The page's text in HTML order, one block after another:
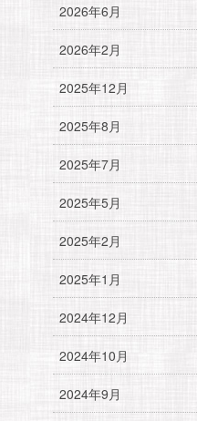
2026年6月
2026年2月
2025年12月
2025年8月
2025年7月
2025年5月
2025年2月
2025年1月
2024年12月
2024年10月
2024年9月